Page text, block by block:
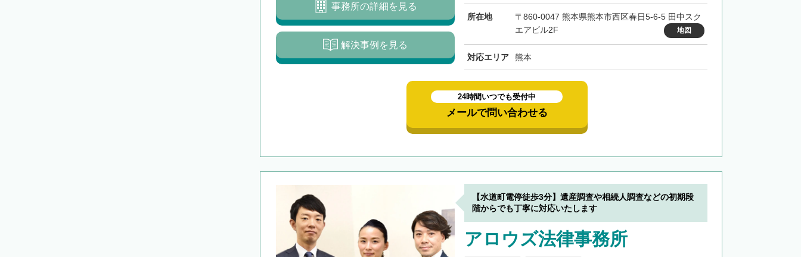
所在地
〒860-0047 熊本県熊本市西区春日5-6-5 田中スク
エアビル2F
地図
対応エリア 熊本
事務所の詳細を見る
解決事例を見る
24時間いつでも受付中
メールで問い合わせる
【水道町電停徒歩3分】遺産調査や相続人調査などの初期段
階からでも丁寧に対応いたします
アロウズ法律事務所